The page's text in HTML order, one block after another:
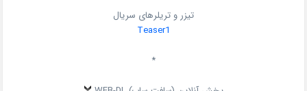
تیزر و تریلرهای سریال
Teaser1
*